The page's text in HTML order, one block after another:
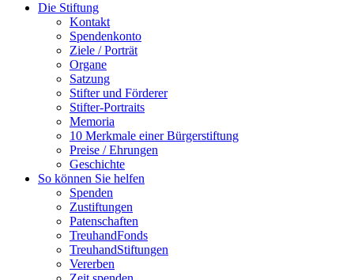
Die Stiftung
Kontakt
Spendenkonto
Ziele / Porträt
Organe
Satzung
Stifter und Förderer
Stifter-Portraits
Memoria
10 Merkmale einer Bürgerstiftung
Preise / Ehrungen
Geschichte
So können Sie helfen
Spenden
Zustiftungen
Patenschaften
TreuhandFonds
TreuhandStiftungen
Vererben